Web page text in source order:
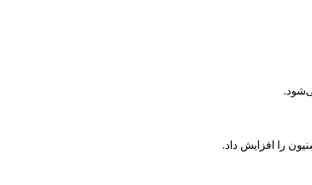
را افزایش داد.